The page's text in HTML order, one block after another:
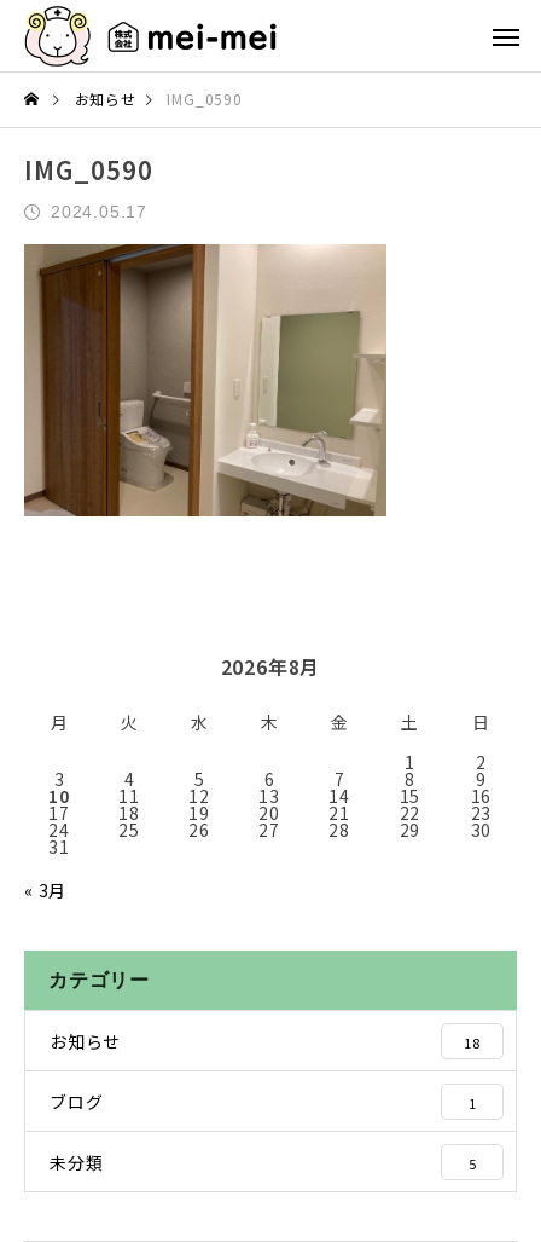
お知らせ IMG_0590
IMG_0590
2024.05.17
2026年8月
月 火 水 木 金 土
日
1
2
3 4 5 6 7 8 9
10 11 12 13 14 15 16
17 18 19 20 21 22 23
24 25 26 27 28 29 30
31
« 3月
カテゴリー
お知らせ 18
ブログ 1
未分類 5